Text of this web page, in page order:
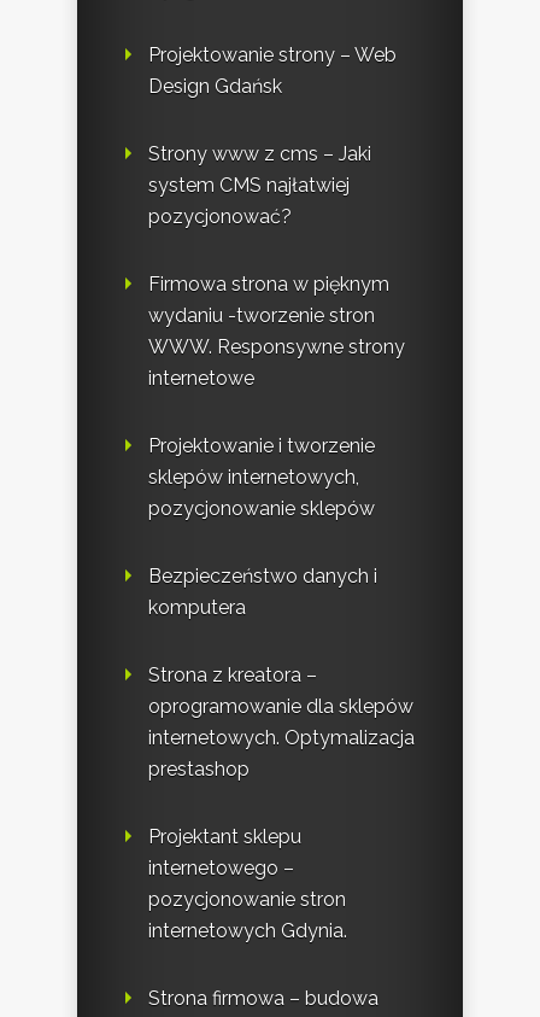
Projektowanie strony – Web
Design Gdańsk
Strony www z cms – Jaki
system CMS najłatwiej
pozycjonować?
Firmowa strona w pięknym
wydaniu -tworzenie stron
WWW. Responsywne strony
internetowe
Projektowanie i tworzenie
sklepów internetowych,
pozycjonowanie sklepów
Bezpieczeństwo danych i
komputera
Strona z kreatora –
oprogramowanie dla sklepów
internetowych. Optymalizacja
prestashop
Projektant sklepu
internetowego –
pozycjonowanie stron
internetowych Gdynia.
Strona firmowa – budowa